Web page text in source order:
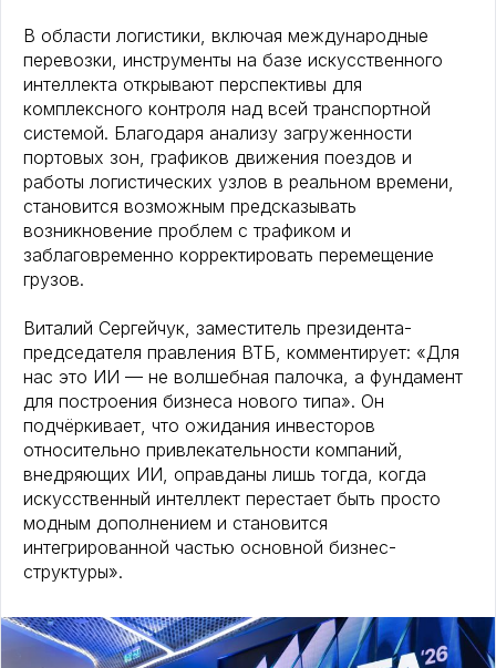
В области логистики, включая международные
перевозки, инструменты на базе искусственного
интеллекта открывают перспективы для
комплексного контроля над всей транспортной
системой. Благодаря анализу загруженности
портовых зон, графиков движения поездов и
работы логистических узлов в реальном времени,
становится возможным предсказывать
возникновение проблем с трафиком и
заблаговременно корректировать перемещение
грузов.
Виталий Сергейчук, заместитель президента-
председателя правления ВТБ, комментирует: «Для
нас это ИИ — не волшебная палочка, а фундамент
для построения бизнеса нового типа». Он
подчёркивает, что ожидания инвесторов
относительно привлекательности компаний,
внедряющих ИИ, оправданы лишь тогда, когда
искусственный интеллект перестает быть просто
модным дополнением и становится
интегрированной частью основной бизнес-
структуры».